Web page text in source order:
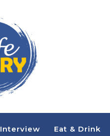
Interview Eat & Drink